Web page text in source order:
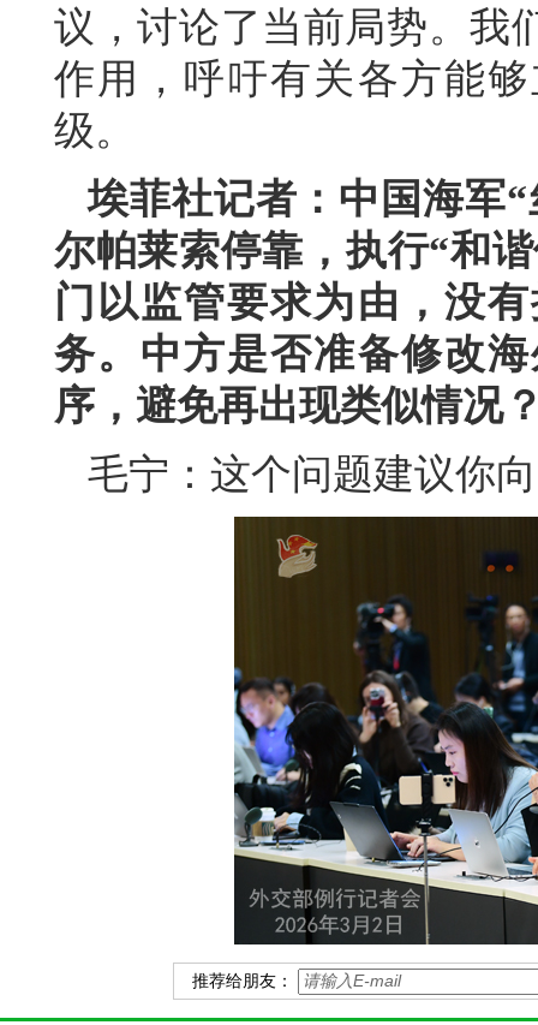
议，讨论了当前局势。我
作用，呼吁有关各方能
级。
埃菲社记者：中国海军
尔帕莱索停靠，执行“和
门以监管要求为由，没
务。中方是否准备修改
序，避免再出现类似情况
毛宁：这个问题建议你
推荐给朋友：